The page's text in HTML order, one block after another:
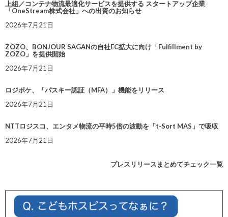
上組／コンテナ物流最適化サービスを提供する スタートアップ企業
「OneStream株式会社」への出資のお知らせ
2026年7月21日
ZOZO、BONJOUR SAGANの自社EC拡大に向け「Fulfillment by
ZOZO」を提供開始
2026年7月21日
ロジポケ、「パスキー認証（MFA）」機能をリリース
2026年7月21日
NTTロジスコ、エンタメ物流の平時5倍の波動を「t-Sort MAS」で吸収
2026年7月21日
プレスリリースまとめてチェック一覧